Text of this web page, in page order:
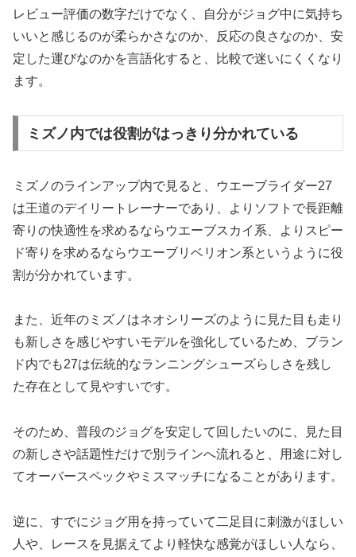
レビュー評価の数字だけでなく、自分がジョグ中に気持ち
いいと感じるのが柔らかさなのか、反応の良さなのか、安
定した運びなのかを言語化すると、比較で迷いにくくなり
ます。
ミズノ内では役割がはっきり分かれている
ミズノのラインアップ内で見ると、ウエーブライダー27
は王道のデイリートレーナーであり、よりソフトで長距離
寄りの快適性を求めるならウエーブスカイ系、よりスピー
ド寄りを求めるならウエーブリベリオン系というように役
割が分かれています。
また、近年のミズノはネオシリーズのように見た目も走り
も新しさを感じやすいモデルを強化しているため、ブラン
ド内でも27は伝統的なランニングシューズらしさを残し
た存在として見やすいです。
そのため、普段のジョグを安定して回したいのに、見た目
の新しさや話題性だけで別ラインへ流れると、用途に対し
てオーバースペックやミスマッチになることがあります。
逆に、すでにジョグ用を持っていて二足目に刺激がほしい
人や、レースを見据えてより軽快な感覚がほしい人なら、